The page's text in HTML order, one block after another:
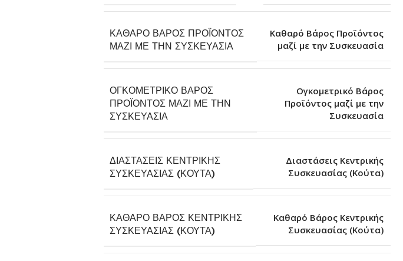
ΚΑΘΑΡΌ ΒΆΡΟΣ ΠΡΟΪΌΝΤΟΣ
ΜΑΖΊ ΜΕ ΤΗΝ ΣΥΣΚΕΥΑΣΊΑ
Καθαρό Βάρος Προϊόντος
μαζί με την Συσκευασία
ΟΓΚΟΜΕΤΡΙΚΌ ΒΆΡΟΣ
ΠΡΟΪΌΝΤΟΣ ΜΑΖΊ ΜΕ ΤΗΝ
ΣΥΣΚΕΥΑΣΊΑ
Ογκομετρικό Βάρος
Προϊόντος μαζί με την
Συσκευασία
ΔΙΑΣΤΆΣΕΙΣ ΚΕΝΤΡΙΚΉΣ
ΣΥΣΚΕΥΑΣΊΑΣ (ΚΟΎΤΑ)
Διαστάσεις Κεντρικής
Συσκευασίας (Κούτα)
ΚΑΘΑΡΌ ΒΆΡΟΣ ΚΕΝΤΡΙΚΉΣ
ΣΥΣΚΕΥΑΣΊΑΣ (ΚΟΎΤΑ)
Καθαρό Βάρος Κεντρικής
Συσκευασίας (Κούτα)